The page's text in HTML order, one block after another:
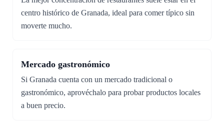
centro histórico de Granada, ideal para comer típico sin
moverte mucho.
Mercado gastronómico
Si Granada cuenta con un mercado tradicional o
gastronómico, aprovéchalo para probar productos locales
a buen precio.